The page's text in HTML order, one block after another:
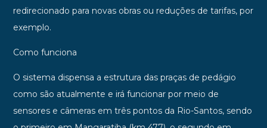
redirecionado para novas obras ou reduções de tarifas, por
exemplo.
Como funciona
O sistema dispensa a estrutura das praças de pedágio
como são atualmente e irá funcionar por meio de
sensores e câmeras em três pontos da Rio-Santos, sendo